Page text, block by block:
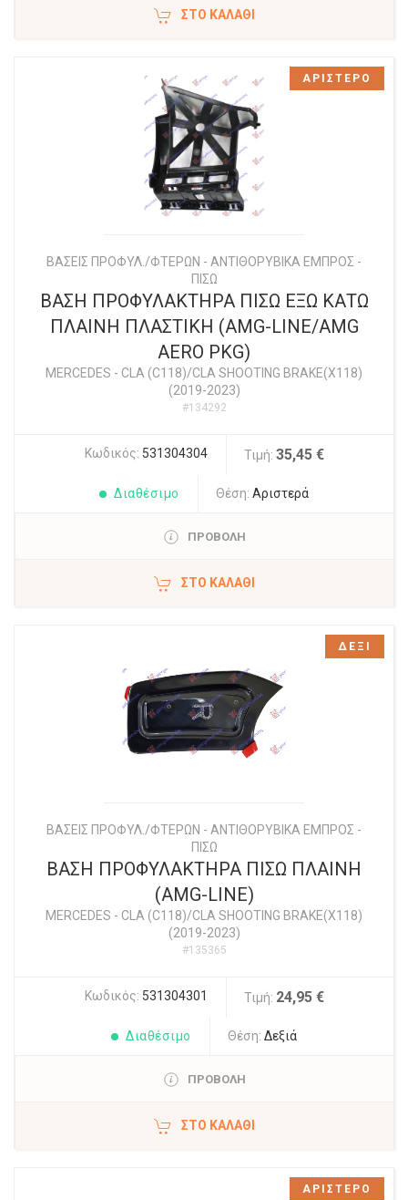
ΣΤΟ ΚΑΛΆΘΙ
ΒΑΣΕΙΣ ΠΡΟΦΥΛ./ΦΤΕΡΩΝ - ΑΝΤΙΘΟΡΥΒΙΚΑ ΕΜΠΡΟΣ -
ΠΙΣΩ
ΒΑΣΗ ΠΡΟΦΥΛΑΚΤΗΡΑ ΠΙΣΩ ΕΞΩ ΚΑΤΩ
ΠΛΑΙΝΗ ΠΛΑΣΤΙΚΗ (AMG-LINE/AMG
AERO PKG)
MERCEDES - CLA (C118)/CLA SHOOTING BRAKE(X118)
(2019-2023)
#134292
Κωδικός: 531304304 Τιμή: 35,45 €
Διαθέσιμο Θέση: Αριστερά
ΠΡΟΒΟΛΗ
ΣΤΟ ΚΑΛΆΘΙ
ΑΡΙΣΤΕΡΟ
ΒΑΣΕΙΣ ΠΡΟΦΥΛ./ΦΤΕΡΩΝ - ΑΝΤΙΘΟΡΥΒΙΚΑ ΕΜΠΡΟΣ -
ΠΙΣΩ
ΒΑΣΗ ΠΡΟΦΥΛΑΚΤΗΡΑ ΠΙΣΩ ΠΛΑΙΝΗ
(AMG-LINE)
MERCEDES - CLA (C118)/CLA SHOOTING BRAKE(X118)
(2019-2023)
#135365
Κωδικός: 531304301 Τιμή: 24,95 €
Διαθέσιμο Θέση: Δεξιά
ΠΡΟΒΟΛΗ
ΣΤΟ ΚΑΛΆΘΙ
ΔΕΞΙ
ΑΡΙΣΤΕΡΟ